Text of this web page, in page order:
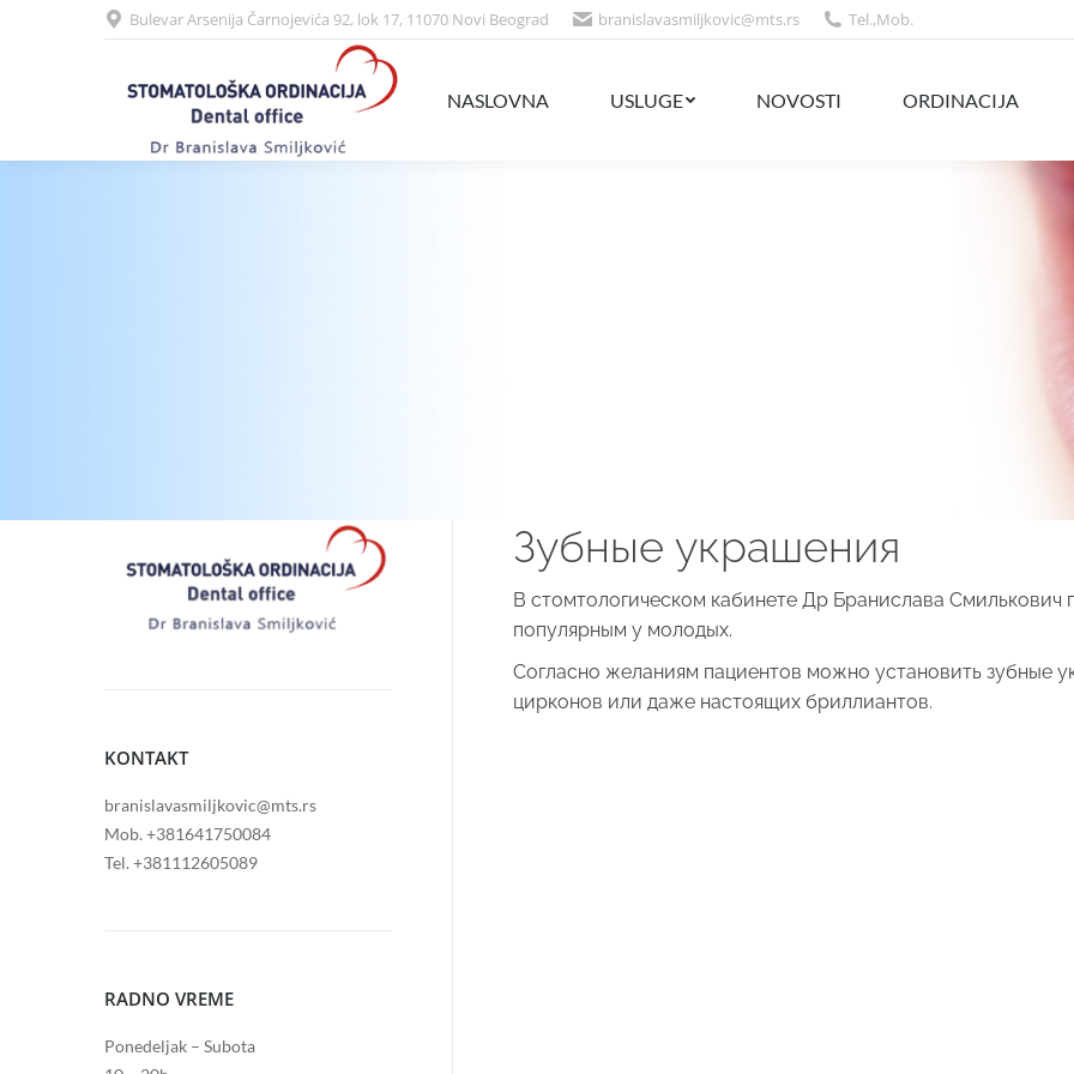
Bulevar Arsenija Čarnojevića 92, lok 17, 11070 Novi Beograd branislavasmiljkovic@mts.rs Tel.,Mob.
NASLOVNA USLUGE NOVOSTI ORDINACIJA
Зубные украшения
В стомтологическом кабинете Др Бранислава
популярным у молодых.
Согласно желаниям пациентов можно установить зубные
цирконов или даже настоящих бриллиантов.
KONTAKT
branislavasmiljkovic@mts.rs
Mob. +381641750084
Tel. +381112605089
RADNO VREME
Ponedeljak – Subota
NASLOVNA USLUGE NOVOSTI ORDINACIJA CENOVNIK